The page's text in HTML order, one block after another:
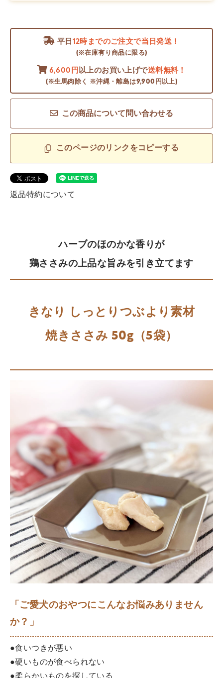
平日 12時までのご注文で当日発送！
(※在庫有り商品に限る)
6,600円 以上のお買い上げで送料無料！
(※生馬肉除く ※沖縄・離島は9,900円以上)
この商品について問い合わせる
このページのリンクをコピーする
返品特約について
ハーブのほのかな香りが
鶏ささみの上品な旨みを引き立てます
きなり しっとりつぶより素材
焼きささみ 50g（5袋）
「ご愛犬のおやつにこんなお悩みありません
か？」
●食いつきが悪い
●硬いものが食べられない
●柔らかいものを探している